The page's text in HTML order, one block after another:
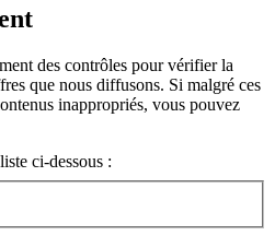
des contrôles pour vérifier la
que nous diffusons. Si malgré ces
inappropriés, vous pouvez
ci-dessous :